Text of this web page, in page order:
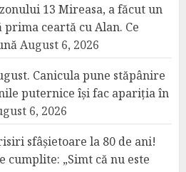
13 Mireasa, a făcut un
ceartă cu Alan. Ce
August 6, 2026
Canicula pune stăpânire
puternice își fac apariția în
6, 2026
sfâșietoare la 80 de ani!
„Simt că nu este